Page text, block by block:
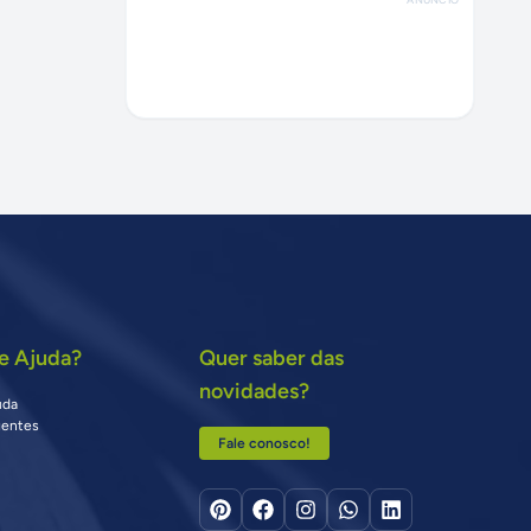
Ajuda?
Quer saber das
novidades?
Fale conosco!